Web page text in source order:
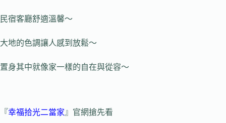
民宿客廳舒適溫馨～
大地的色調讓人感到放鬆～
置身其中就像家一樣的自在與從容～
『幸福拾光二當家』官網搶先看